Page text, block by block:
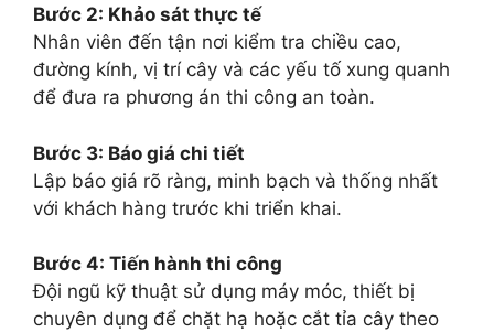
Bước 2: Khảo sát thực tế
Nhân viên đến tận nơi kiểm tra chiều cao,
đường kính, vị trí cây và các yếu tố xung quanh
để đưa ra phương án thi công an toàn.
Bước 3: Báo giá chi tiết
Lập báo giá rõ ràng, minh bạch và thống nhất
với khách hàng trước khi triển khai.
Bước 4: Tiến hành thi công
Đội ngũ kỹ thuật sử dụng máy móc, thiết bị
chuyên dụng để chặt hạ hoặc cắt tỉa cây theo